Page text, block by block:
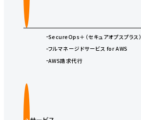
SecureOps＋（セキュアオプスプラス）
フルマネージドサービス for AWS
AWS請求代行